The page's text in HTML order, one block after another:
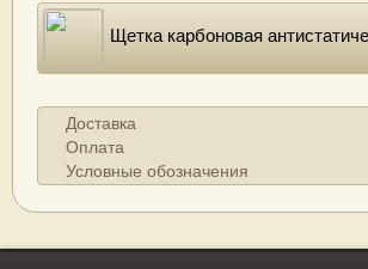
Щетка карбоновая
Доставка
Оплата
Условные обозначения